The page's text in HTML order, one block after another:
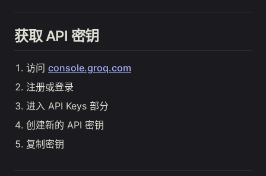
获取 API 密钥
访问 console.groq.com
注册或登录
进入 API Keys 部分
创建新的 API 密钥
复制密钥